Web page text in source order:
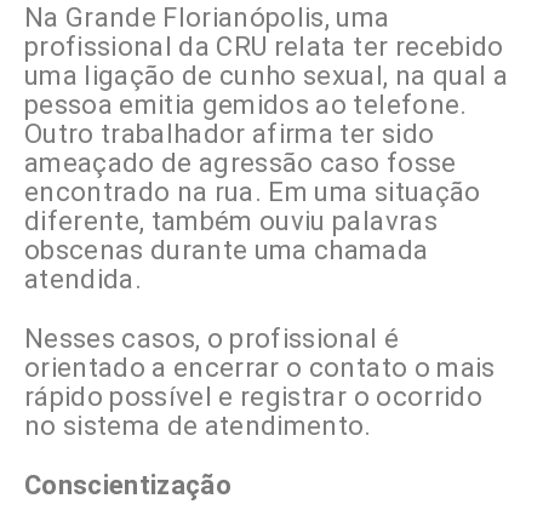
Na Grande Florianópolis, uma
profissional da CRU relata ter recebido
uma ligação de cunho sexual, na qual a
pessoa emitia gemidos ao telefone.
Outro trabalhador afirma ter sido
ameaçado de agressão caso fosse
encontrado na rua. Em uma situação
diferente, também ouviu palavras
obscenas durante uma chamada
atendida.
Nesses casos, o profissional é
orientado a encerrar o contato o mais
rápido possível e registrar o ocorrido
no sistema de atendimento.
Conscientização